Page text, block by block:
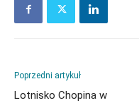
Poprzedni artykuł
Lotnisko Chopina w